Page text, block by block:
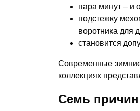
пара минут – и
подстежку
воротника для
становится
Современные
коллекциях
Семь